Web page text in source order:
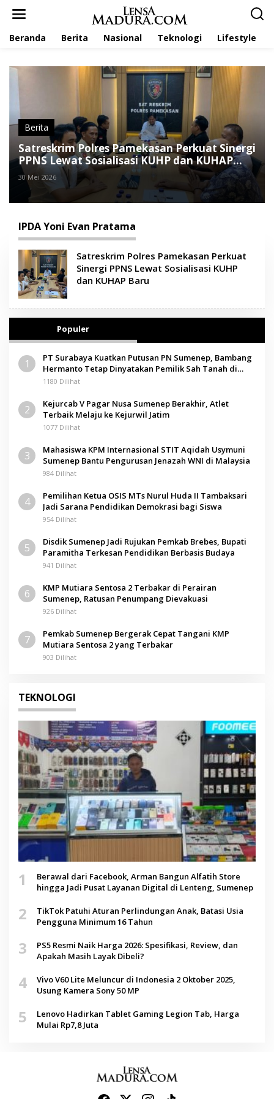
Beranda Berita Nasional Teknologi Lifestyle
Berita
Satreskrim Polres Pamekasan Perkuat Sinergi
PPNS Lewat Sosialisasi KUHP dan KUHAP
Baru
30 Mei 2026
IPDA Yoni Evan Pratama
Satreskrim Polres Pamekasan Perkuat
Sinergi PPNS Lewat Sosialisasi KUHP
dan KUHAP Baru
Populer
1
PT Surabaya Kuatkan Putusan PN Sumenep, Bambang
Hermanto Tetap Dinyatakan Pemilik Sah Tanah di
Pamolokan
1180 Dilihat
2
Kejurcab V Pagar Nusa Sumenep Berakhir, Atlet
Terbaik Melaju ke Kejurwil Jatim
1077 Dilihat
3
Mahasiswa KPM Internasional STIT Aqidah Usymuni
Sumenep Bantu Pengurusan Jenazah WNI di Malaysia
984 Dilihat
4
Pemilihan Ketua OSIS MTs Nurul Huda II Tambaksari
Jadi Sarana Pendidikan Demokrasi bagi Siswa
954 Dilihat
5
Disdik Sumenep Jadi Rujukan Pemkab Brebes, Bupati
Paramitha Terkesan Pendidikan Berbasis Budaya
941 Dilihat
6
KMP Mutiara Sentosa 2 Terbakar di Perairan
Sumenep, Ratusan Penumpang Dievakuasi
926 Dilihat
7
Pemkab Sumenep Bergerak Cepat Tangani KMP
Mutiara Sentosa 2 yang Terbakar
903 Dilihat
TEKNOLOGI
1
Berawal dari Facebook, Arman Bangun Alfatih Store
hingga Jadi Pusat Layanan Digital di Lenteng, Sumenep
2
TikTok Patuhi Aturan Perlindungan Anak, Batasi Usia
Pengguna Minimum 16 Tahun
3
PS5 Resmi Naik Harga 2026: Spesifikasi, Review, dan
Apakah Masih Layak Dibeli?
4
Vivo V60 Lite Meluncur di Indonesia 2 Oktober 2025,
Usung Kamera Sony 50 MP
5
Lenovo Hadirkan Tablet Gaming Legion Tab, Harga
Mulai Rp7,8 Juta